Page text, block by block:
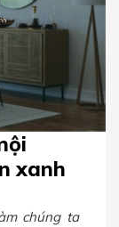
xanh
chúng ta